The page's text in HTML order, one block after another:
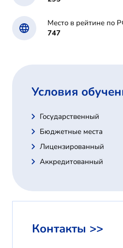
Место в рейтине по
747
Условия
Государственный
Бюджетные места
Лицензированный
Аккредитованный
Контакты >>